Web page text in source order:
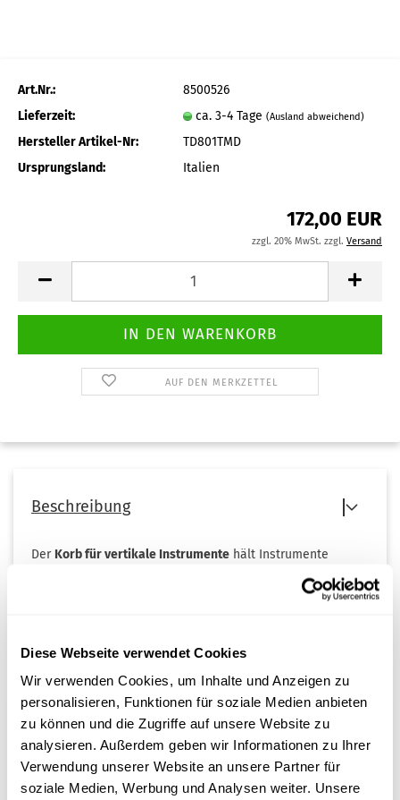
Diese Webseite verwendet Cookies
Wir verwenden Cookies, um Inhalte und Anzeigen zu
personalisieren, Funktionen für soziale Medien anbieten
zu können und die Zugriffe auf unsere Website zu
analysieren. Außerdem geben wir Informationen zu Ihrer
Verwendung unserer Website an unsere Partner für
soziale Medien, Werbung und Analysen weiter. Unsere
Art.Nr.:
8500526
Lieferzeit:
ca. 3-4 Tage (Ausland abweichend)
Hersteller Artikel-Nr:
TD801TMD
Ursprungsland:
Italien
172,00 EUR
zzgl. 20% MwSt. zzgl. Versand
AUF DEN MERKZETTEL
Beschreibung
Der Korb für vertikale Instrumente hält Instrumente
aufrecht und fixiert sie sicher – für gleichmäßige
Kundenrezensionen
Leider sind noch keine Bewertungen vorhanden. Seien Sie
der Erste, der das Produkt bewertet.